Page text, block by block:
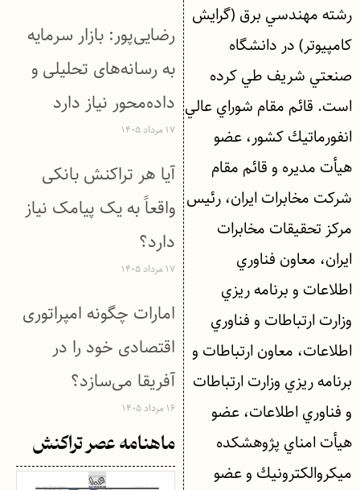
رشته مهندسي برق (گرايش
كامپيوتر) در دانشگاه
صنعتي شريف طي كرده
است. قائم مقام شوراي عالي
انفورماتيك كشور، عضو
هيأت مديره و قائم مقام
شركت مخابرات ايران، رئيس
مركز تحقيقات مخابرات
ايران، معاون فناوري
اطلاعات و برنامه ريزي
وزارت ارتباطات و فناوري
اطلاعات، معاون ارتباطات و
برنامه ريزي وزارت ارتباطات
و فناوري اطلاعات، عضو
هيأت امناي پژوهشكده
ميكروالكترونيك و عضو
رضایی‌پور: بازار سرمایه
به رسانه‌های تحلیلی و
داده‌محور نیاز دارد
۱۷ مرداد ۱۴۰۵
آیا هر تراکنش بانکی
واقعاً به یک پیامک نیاز
دارد؟
۱۷ مرداد ۱۴۰۵
امارات چگونه امپراتوری
اقتصادی خود را در
آفریقا می‌سازد؟
۱۶ مرداد ۱۴۰۵
ماهنامه عصر تراکنش